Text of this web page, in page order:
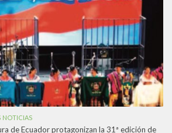
NOTICIAS
de Ecuador protagonizan la 31ª edición de